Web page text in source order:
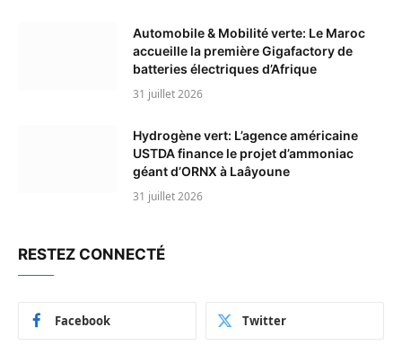
Automobile & Mobilité verte: Le Maroc
accueille la première Gigafactory de
batteries électriques d’Afrique
31 juillet 2026
Hydrogène vert: L’agence américaine
USTDA finance le projet d’ammoniac
géant d’ORNX à Laâyoune
31 juillet 2026
RESTEZ CONNECTÉ
Facebook Twitter